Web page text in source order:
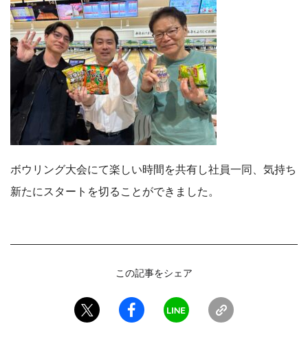
ボウリング大会にて楽しい時間を共有し社員一同、気持ち
新たにスタートを切ることができました。
この記事をシェア